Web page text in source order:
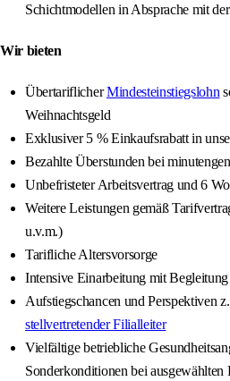
Schichtmodellen in Absprache mit
Wir bieten
ÜbertariflicherMindesteinstiegslohn
Weihnachtsgeld
Exklusiver 5 % Einkaufsrabatt in
Bezahlte Überstunden bei
Unbefristeter Arbeitsvertrag und 6
Weitere Leistungen gemäß
u.v.m.)
Tarifliche Altersvorsorge
Intensive Einarbeitung mit
Aufstiegschancen und Perspektiven
stellvertretender Filialleiter
Vielfältige betriebliche
Sonderkonditionen bei ausgewählten